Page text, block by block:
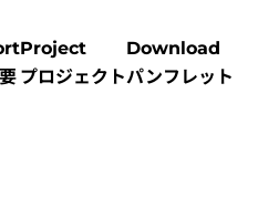
Project
プロジェクト
Download
パンフレット